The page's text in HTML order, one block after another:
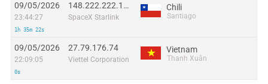
09/05/2026
23:44:27
1h 35m 22s
148.222.222.178
SpaceX Starlink
Chili
Santiago
09/05/2026
22:09:05
0s
27.79.176.74
Viettel Corporation
Vietnam
Thanh Xuân